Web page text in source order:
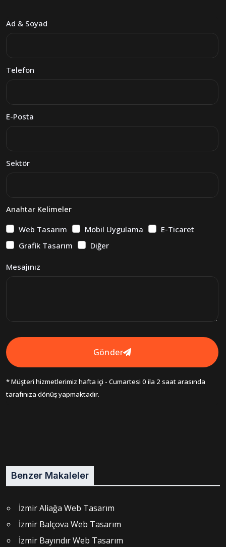
Ad & Soyad
Telefon
E-Posta
Sektör
Anahtar Kelimeler
Web Tasarım
Mobil Uygulama
E-Ticaret
Grafik Tasarım
Diğer
Mesajınız
Gönder
* Müşteri hizmetlerimiz hafta içi - Cumartesi 0 ila 2 saat arasında
tarafınıza dönüş yapmaktadır.
Benzer Makaleler
İzmir Aliağa Web Tasarım
İzmir Balçova Web Tasarım
İzmir Bayındır Web Tasarım